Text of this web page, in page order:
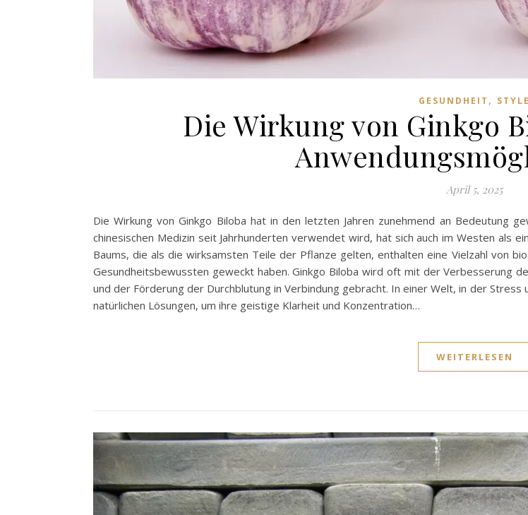
GESUNDHEIT , STYLE
Die Wirkung von Ginkgo
April 5, 2025
Die Wirkung von Ginkgo Biloba hat in den letzten Jahren zunehmend an Bedeutung
chinesischen Medizin seit Jahrhunderten verwendet wird, hat sich auch im Westen als
Baums, die als die wirksamsten Teile der Pflanze gelten, enthalten eine Vielzahl von
Gesundheitsbewussten geweckt haben. Ginkgo Biloba wird oft mit der Verbesserung
und der Förderung der Durchblutung in Verbindung gebracht. In einer Welt, in der
natürlichen Lösungen, um ihre geistige Klarheit und Konzentration…
WEITERLESEN